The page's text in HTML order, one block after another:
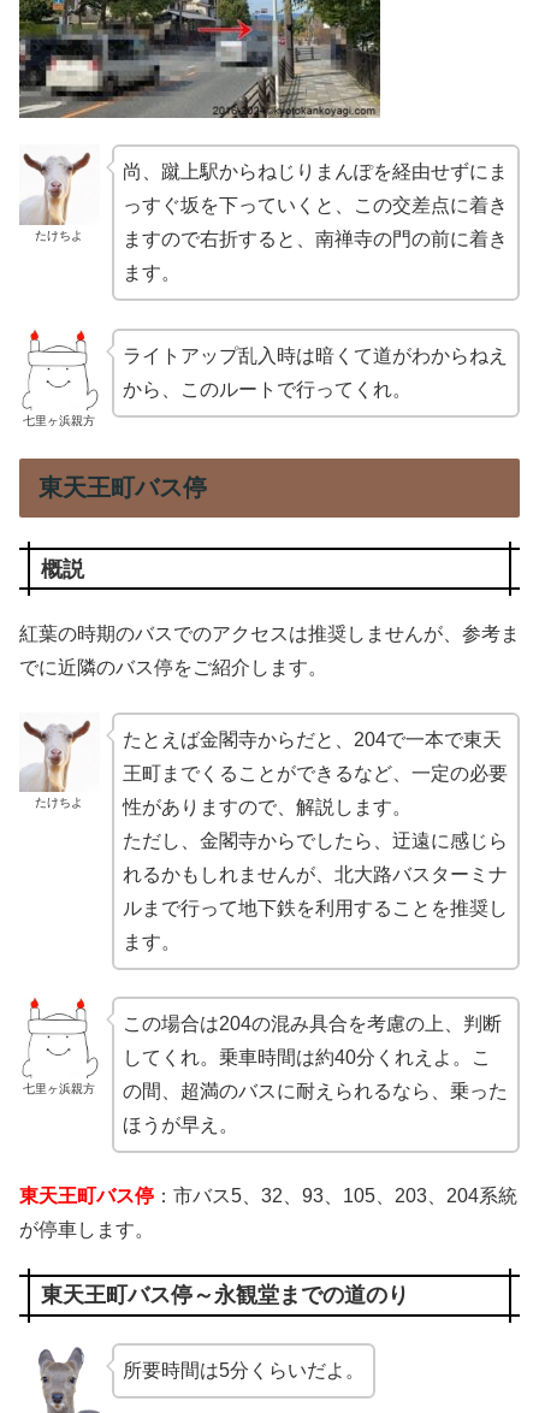
たけちよ
尚、蹴上駅からねじりまんぽを経由せずにま
っすぐ坂を下っていくと、この交差点に着き
ますので右折すると、南禅寺の門の前に着き
ます。
七里ヶ浜親方
ライトアップ乱入時は暗くて道がわからねえ
から、このルートで行ってくれ。
東天王町バス停
概説
紅葉の時期のバスでのアクセスは推奨しませんが、参考ま
でに近隣のバス停をご紹介します。
たけちよ
たとえば金閣寺からだと、204で一本で東天
王町までくることができるなど、一定の必要
性がありますので、解説します。
ただし、金閣寺からでしたら、迂遠に感じら
れるかもしれませんが、北大路バスターミナ
ルまで行って地下鉄を利用することを推奨し
ます。
七里ヶ浜親方
この場合は204の混み具合を考慮の上、判断
してくれ。乗車時間は約40分くれえよ。こ
の間、超満のバスに耐えられるなら、乗った
ほうが早え。
東天王町バス停 ：市バス5、32、93、105、203、204系統
が停車します。
東天王町バス停～永観堂までの道のり
所要時間は5分くらいだよ。